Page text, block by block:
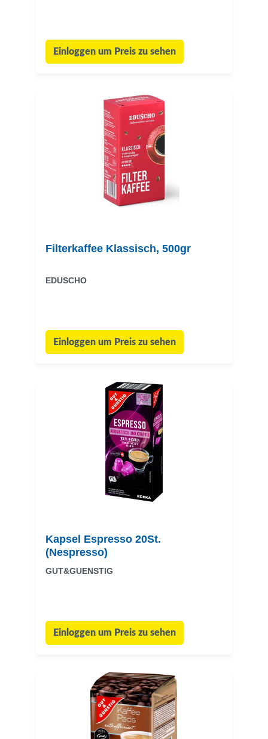
Einloggen um Preis zu sehen
Filterkaffee Klassisch, 500gr
EDUSCHO
Einloggen um Preis zu sehen
Kapsel Espresso 20St.
(Nespresso)
GUT&GUENSTIG
Einloggen um Preis zu sehen